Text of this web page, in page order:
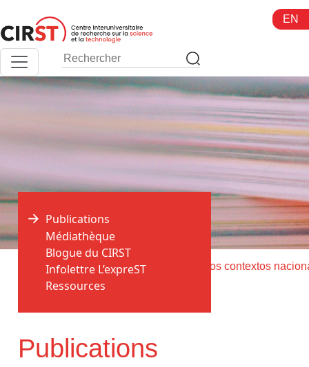
au
contenu
EN
Accueil > Publications >
Publications
Publications
Médiathèque
Blogue du CIRST
Infolettre L’expreST
Ressources